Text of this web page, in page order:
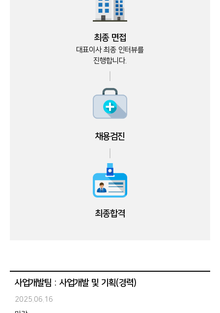
최종 면접
대표이사 최종 인터뷰를
진행합니다.
채용검진
최종합격
사업개발팀 : 사업개발 및 기획(경력)
2025.06.16